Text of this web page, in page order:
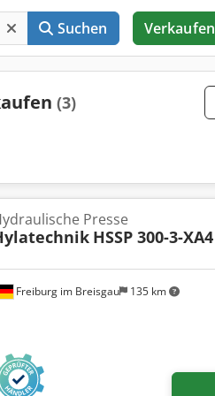
Suchen Verkaufen
(3)
Freiburg im Breisgau 135 km
Presse
HSSP 300-3-XA4